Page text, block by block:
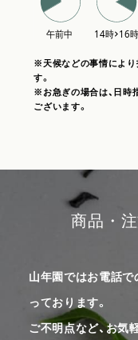
※天候などの事情により
す。
※お急ぎの場合は、日時
ございます。
商品・
山年園ではお電話で
っております。
ご不明点など、お気